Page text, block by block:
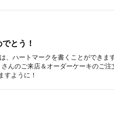
とう！
、ハートマークを書くことができま
んのご来店＆オーダーケーキのご注
すように！